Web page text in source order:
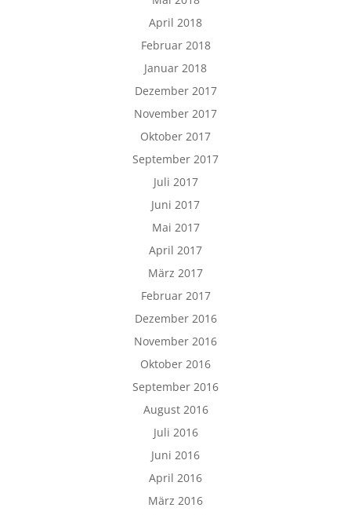
April 2018
Februar 2018
Januar 2018
Dezember 2017
November 2017
Oktober 2017
September 2017
Juli 2017
Juni 2017
Mai 2017
April 2017
März 2017
Februar 2017
Dezember 2016
November 2016
Oktober 2016
September 2016
August 2016
Juli 2016
Juni 2016
April 2016
März 2016